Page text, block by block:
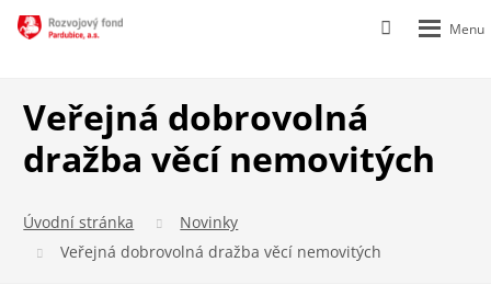
Vyhledávání
Veřejná dobrovolná
dražba věcí nemovitých
Úvodní stránka
Novinky
Veřejná dobrovolná dražba věcí nemovitých